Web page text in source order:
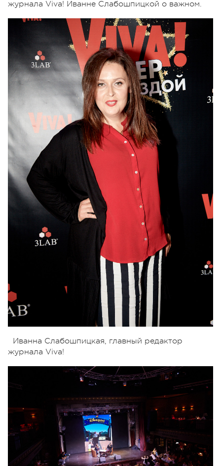
журнала Viva! Иванне Слабошпицкой о важном.
Иванна Слабошпицкая, главный редактор
журнала Viva!